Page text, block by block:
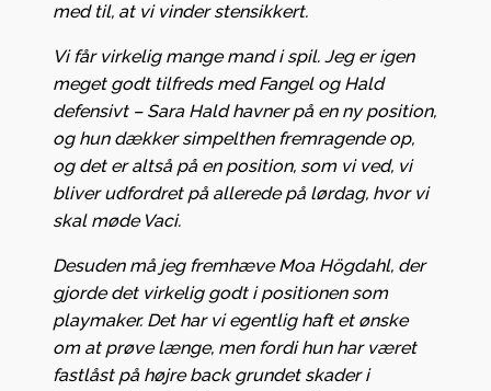
med til, at vi vinder stensikkert.
Vi får virkelig mange mand i spil. Jeg er igen
meget godt tilfreds med Fangel og Hald
defensivt – Sara Hald havner på en ny position,
og hun dækker simpelthen fremragende op,
og det er altså på en position, som vi ved, vi
bliver udfordret på allerede på lørdag, hvor vi
skal møde Vaci.
Desuden må jeg fremhæve Moa Högdahl, der
gjorde det virkelig godt i positionen som
playmaker. Det har vi egentlig haft et ønske
om at prøve længe, men fordi hun har været
fastlåst på højre back grundet skader i